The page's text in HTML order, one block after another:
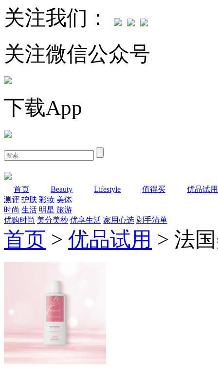
关注我们：
关注微信公众号
下载App
首页 Beauty Lifestyle 值得买
优品试用
测评 护肤 彩妆 美体
时尚 生活 明星 旅游
优购时尚 美分美秒 优享生活 家用心选 剁手清单
首页 > 优品试用 > 法